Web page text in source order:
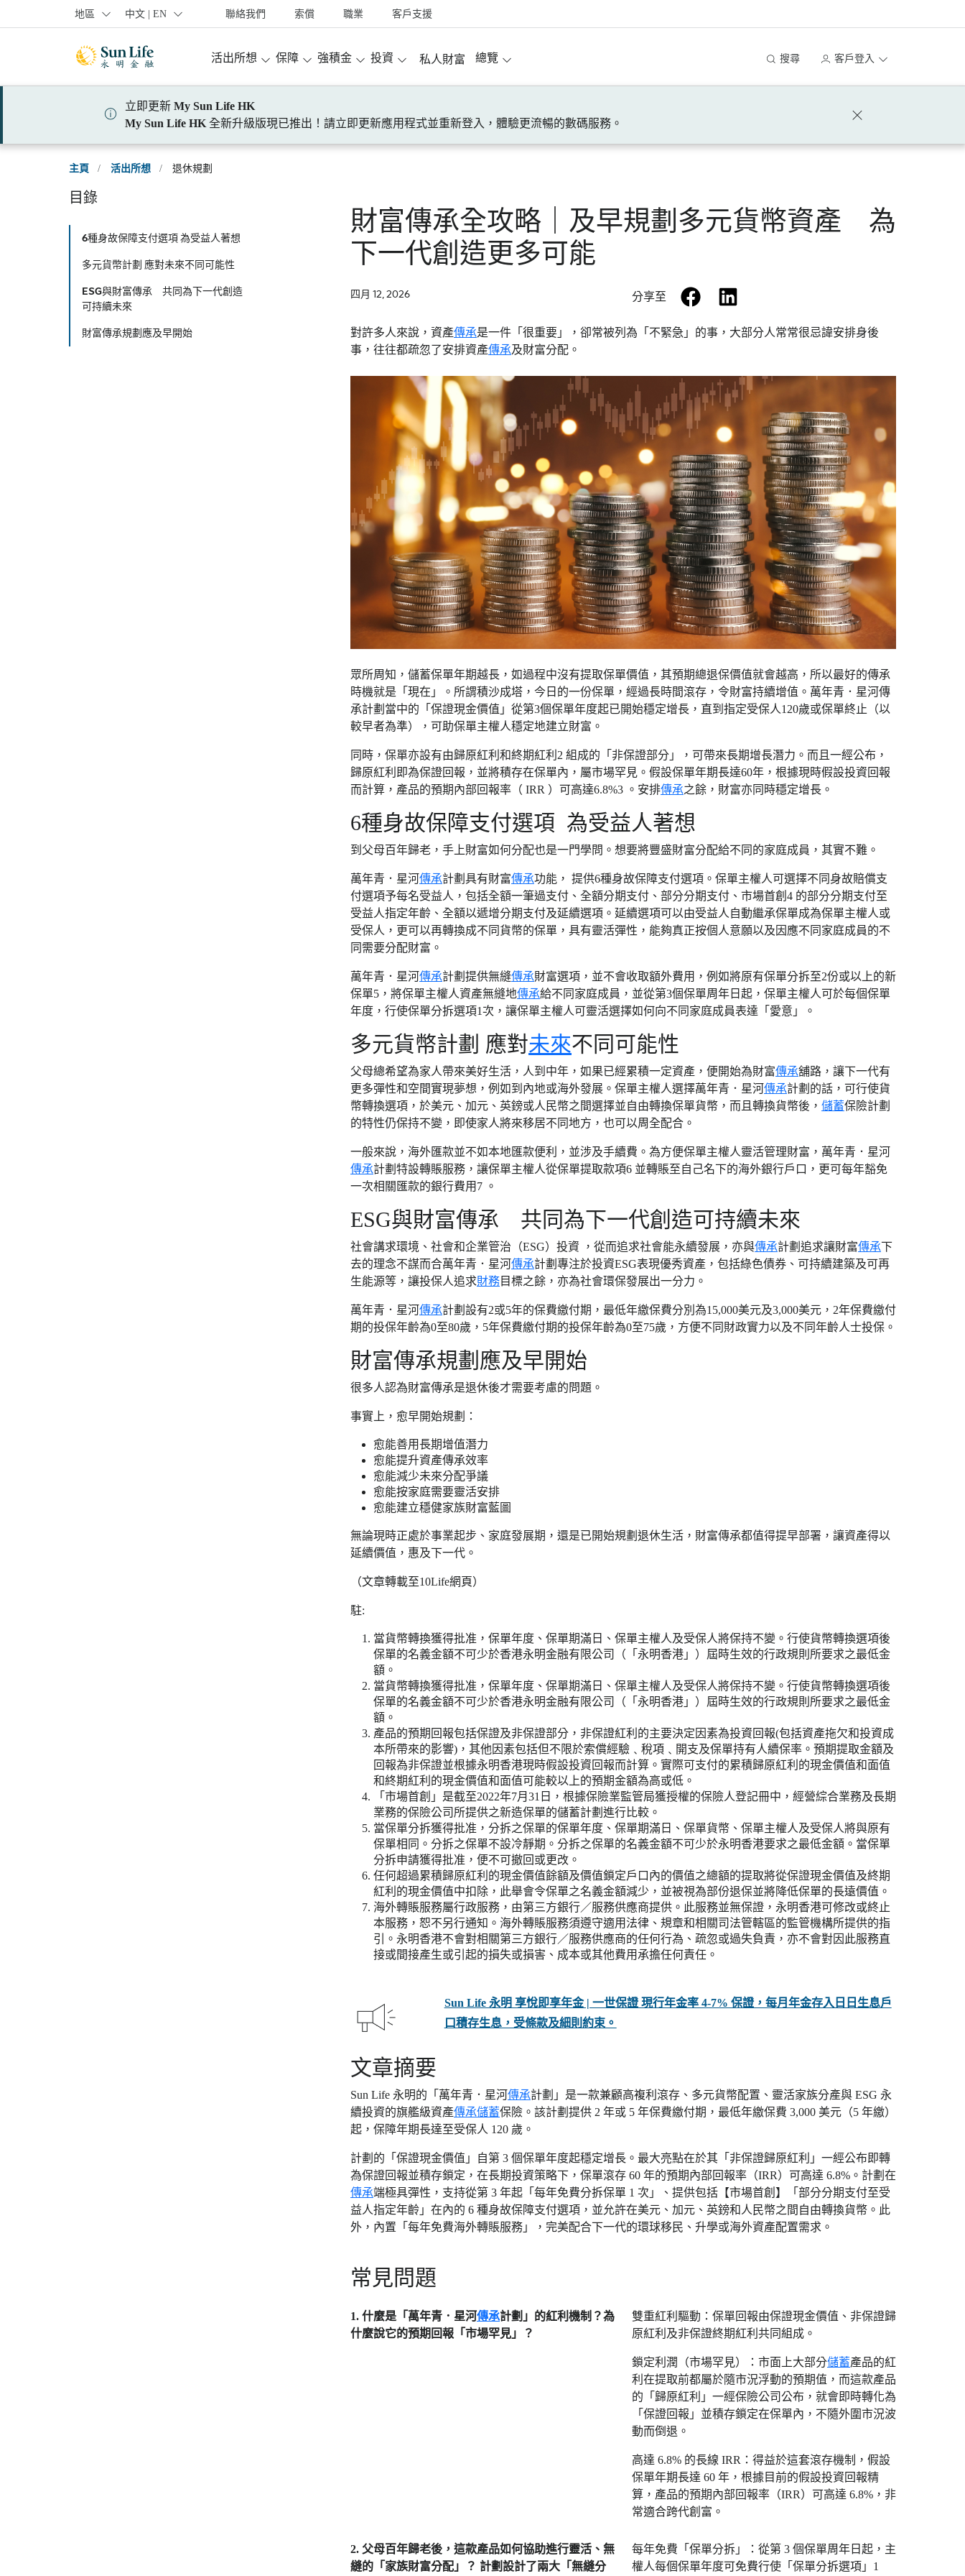
跳到登入頁面
跳到主要內容
跳到頁腳
地區 中文 | EN 聯絡我們 索償 職業 客戶支援
活出所想 保障 強積金 投資 私人財富 總覽 搜尋 客戶登入
立即更新 My Sun Life HK
My Sun Life HK 全新升級版現已推出！請立即更新應用程式並重新登入，體驗更流暢的數碼服務。
主頁 / 活出所想 / 退休規劃
目錄
6種身故保障支付選項 為受益人著想
多元貨幣計劃 應對未來不同可能性
ESG與財富傳承 共同為下一代創造
可持續未來
財富傳承規劃應及早開始
財富傳承全攻略｜及早規劃多元貨幣資產 為
下一代創造更多可能
四月 12, 2026 分享至 facebook
對許多人來說，資產傳承是一件「很重要」，卻常被列為「不緊急」的事，大部分人常常很忌諱安排身後
事，往往都疏忽了安排資產傳承及財富分配。
眾所周知，儲蓄保單年期越長，如過程中沒有提取保單價值，其預期總退保價值就會越高，所以最好的傳承
時機就是「現在」。所謂積沙成塔，今日的一份保單，經過長時間滾存，令財富持續增值。萬年青．星河傳
承計劃當中的「保證現金價值」從第3個保單年度起已開始穩定增長，直到指定受保人120歲或保單終止（以
較早者為準），可助保單主權人穩定地建立財富。
同時，保單亦設有由歸原紅利和終期紅利2 組成的「非保證部分」，可帶來長期增長潛力。而且一經公布，
歸原紅利即為保證回報，並將積存在保單內，屬市場罕見。假設保單年期長達60年，根據現時假設投資回報
而計算，產品的預期內部回報率（ IRR ）可高達6.8%3 。安排傳承之餘，財富亦同時穩定增長。
6種身故保障支付選項 為受益人著想
到父母百年歸老，手上財富如何分配也是一門學問。想要將豐盛財富分配給不同的家庭成員，其實不難。
萬年青．星河傳承計劃具有財富傳承功能， 提供6種身故保障支付選項。保單主權人可選擇不同身故賠償支
付選項予每名受益人，包括全額一筆過支付、全額分期支付、部分分期支付、市場首創4 的部分分期支付至
受益人指定年齡、全額以遞增分期支付及延續選項。延續選項可以由受益人自動繼承保單成為保單主權人或
受保人，更可以再轉換成不同貨幣的保單，具有靈活彈性，能夠真正按個人意願以及因應不同家庭成員的不
同需要分配財富。
萬年青．星河傳承計劃提供無縫傳承財富選項，並不會收取額外費用，例如將原有保單分拆至2份或以上的新
保單5，將保單主權人資產無縫地傳承給不同家庭成員，並從第3個保單周年日起，保單主權人可於每個保單
年度，行使保單分拆選項1次，讓保單主權人可靈活選擇如何向不同家庭成員表達「愛意」。
多元貨幣計劃 應對未來不同可能性
父母總希望為家人帶來美好生活，人到中年，如果已經累積一定資產，便開始為財富傳承舖路，讓下一代有
更多彈性和空間實現夢想，例如到內地或海外發展。保單主權人選擇萬年青．星河傳承計劃的話，可行使貨
幣轉換選項，於美元、加元、英鎊或人民幣之間選擇並自由轉換保單貨幣，而且轉換貨幣後， 儲蓄保險計劃
的特性仍保持不變，即使家人將來移居不同地方，也可以周全配合。
一般來說，海外匯款並不如本地匯款便利，並涉及手續費。為方便保單主權人靈活管理財富，萬年青．星河
傳承計劃特設轉賬服務，讓保單主權人從保單提取款項6 並轉賬至自己名下的海外銀行戶口，更可每年豁免
一次相關匯款的銀行費用7 。
ESG與財富傳承 共同為下一代創造可持續未來
社會講求環境、社會和企業管治（ESG）投資 ，從而追求社會能永續發展，亦與傳承計劃追求讓財富傳承下
去的理念不謀而合萬年青．星河傳承計劃專注於投資ESG表現優秀資產，包括綠色債券、可持續建築及可再
生能源等，讓投保人追求財務目標之餘，亦為社會環保發展出一分力。
萬年青．星河傳承計劃設有2或5年的保費繳付期，最低年繳保費分別為15,000美元及3,000美元，2年保費繳付
期的投保年齡為0至80歲，5年保費繳付期的投保年齡為0至75歲，方便不同財政實力以及不同年齡人士投保。
財富傳承規劃應及早開始
很多人認為財富傳承是退休後才需要考慮的問題。
事實上，愈早開始規劃：
愈能善用長期增值潛力
愈能提升資產傳承效率
愈能減少未來分配爭議
愈能按家庭需要靈活安排
愈能建立穩健家族財富藍圖
無論現時正處於事業起步、家庭發展期，還是已開始規劃退休生活，財富傳承都值得提早部署，讓資產得以
延續價值，惠及下一代。
（文章轉載至10Life網頁）
駐:
當貨幣轉換獲得批准，保單年度、保單期滿日、保單主權人及受保人將保持不變。行使貨幣轉換選項後
保單的名義金額不可少於香港永明金融有限公司（「永明香港」）屆時生效的行政規則所要求之最低金
額。
當貨幣轉換獲得批准，保單年度、保單期滿日、保單主權人及受保人將保持不變。行使貨幣轉換選項後
保單的名義金額不可少於香港永明金融有限公司（「永明香港」）屆時生效的行政規則所要求之最低金
額。
產品的預期回報包括保證及非保證部分，非保證紅利的主要決定因素為投資回報(包括資產拖欠和投資成
本所帶來的影響)，其他因素包括但不限於索償經驗﹑稅項﹑開支及保單持有人續保率。預期提取金額及
回報為非保證並根據永明香港現時假設投資回報而計算。實際可支付的累積歸原紅利的現金價值和面值
和終期紅利的現金價值和面值可能較以上的預期金額為高或低。
「市場首創」是截至2022年7月31日，根據保險業監管局獲授權的保險人登記冊中，經營綜合業務及長期
業務的保險公司所提供之新造保單的儲蓄計劃進行比較。
當保單分拆獲得批准，分拆之保單的保單年度、保單期滿日、保單貨幣、保單主權人及受保人將與原有
保單相同。分拆之保單不設冷靜期。分拆之保單的名義金額不可少於永明香港要求之最低金額。當保單
分拆申請獲得批准，便不可撤回或更改。
任何超過累積歸原紅利的現金價值餘額及價值鎖定戶口內的價值之總額的提取將從保證現金價值及終期
紅利的現金價值中扣除，此舉會令保單之名義金額減少，並被視為部份退保並將降低保單的長遠價值。
海外轉賬服務屬行政服務，由第三方銀行／服務供應商提供。此服務並無保證，永明香港可修改或終止
本服務，恕不另行通知。海外轉賬服務須遵守適用法律、規章和相關司法管轄區的監管機構所提供的指
引。永明香港不會對相關第三方銀行／服務供應商的任何行為、疏忽或過失負責，亦不會對因此服務直
接或間接產生或引起的損失或損害、成本或其他費用承擔任何責任。
Sun Life 永明 享悅即享年金 | 一世保證 現行年金率 4-7% 保證，每月年金存入日日生息戶
口積存生息，受條款及細則約束。
文章摘要
Sun Life 永明的「萬年青．星河傳承計劃」是一款兼顧高複利滾存、多元貨幣配置、靈活家族分產與 ESG 永
續投資的旗艦級資產傳承儲蓄保險。該計劃提供 2 年或 5 年保費繳付期，最低年繳保費 3,000 美元（5 年繳）
起，保障年期長達至受保人 120 歲。
計劃的「保證現金價值」自第 3 個保單年度起穩定增長。最大亮點在於其「非保證歸原紅利」一經公布即轉
為保證回報並積存鎖定，在長期投資策略下，保單滾存 60 年的預期內部回報率（IRR）可高達 6.8%。計劃在
傳承端極具彈性，支持從第 3 年起「每年免費分拆保單 1 次」、提供包括【市場首創】「部分分期支付至受
益人指定年齡」在內的 6 種身故保障支付選項，並允許在美元、加元、英鎊和人民幣之間自由轉換貨幣。此
外，內置「每年免費海外轉賬服務」，完美配合下一代的環球移民、升學或海外資產配置需求。
常見問題
1. 什麼是「萬年青．星河傳承計劃」的紅利機制？為
什麼說它的預期回報「市場罕見」？
雙重紅利驅動：保單回報由保證現金價值、非保證歸
原紅利及非保證終期紅利共同組成。
鎖定利潤（市場罕見）：市面上大部分儲蓄產品的紅
利在提取前都屬於隨市況浮動的預期值，而這款產品
的「歸原紅利」一經保險公司公布，就會即時轉化為
「保證回報」並積存鎖定在保單內，不隨外圍市況波
動而倒退。
高達 6.8% 的長線 IRR：得益於這套滾存機制，假設
保單年期長達 60 年，根據目前的假設投資回報精
算，產品的預期內部回報率（IRR）可高達 6.8%，非
常適合跨代創富。
2. 父母百年歸老後，這款產品如何協助進行靈活、無
縫的「家族財富分配」？ 計劃設計了兩大「無縫分
每年免費「保單分拆」：從第 3 個保單周年日起，主
權人每個保單年度可免費行使「保單分拆選項」1